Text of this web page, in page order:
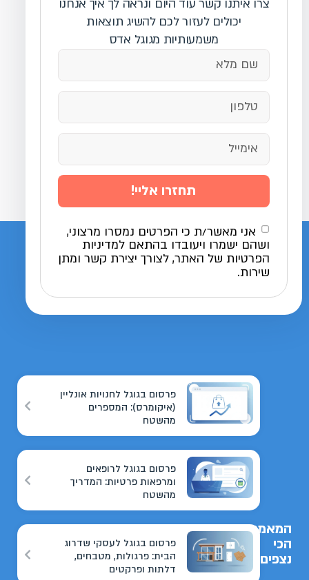
צרו איתנו קשר עוד היום ונראה לך איך אנחנו
יכולים לעזור לכם להשיג תוצאות
משמעותיות מגוגל אדס
אני מאשר/ת כי הפרטים נמסרו מרצוני,
ושהם ישמרו ויעובדו בהתאם למדיניות
הפרטיות של האתר, לצורך יצירת קשר ומתן
שירות.
תחזרו אליי!
המאמרים
הכי
נצפים
פרסום בגוגל לחנויות אונליין
(איקומרס): המספרים
מהשטח
פרסום בגוגל לרופאים
ומרפאות פרטיות: המדריך
מהשטח
פרסום בגוגל לעסקי שדרוג
הבית: פרגולות, מטבחים,
דלתות ופרקטים